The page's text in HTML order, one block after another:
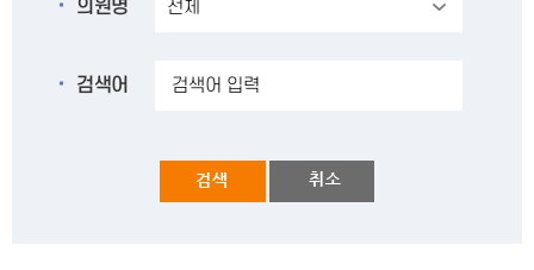
의원명
검색어